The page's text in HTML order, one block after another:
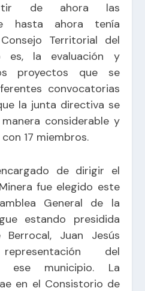
de ahora las
hasta ahora tenía
Territorial del
es, la evaluación y
proyectos que se
convocatorias
la junta directiva se
considerable y
17 miembros.
de dirigir el
fue elegido este
General de la
estando presidida
Juan Jesús
del
ese municipio. La
en el Consistorio de